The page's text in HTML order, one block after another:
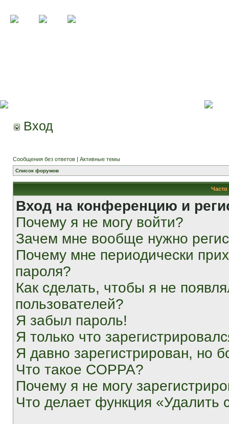
Вход
Сообщения без ответов | Активные темы
Список форумов
Вход на конференцию и
Почему я не могу войти?
Зачем мне вообще нужно
Почему мне периодически
пароля?
Как сделать, чтобы я не
пользователей?
Я забыл пароль!
Я только что
Я давно зарегистрирован, но
Что такое COPPA?
Почему я не могу
Что делает функция «Удалить